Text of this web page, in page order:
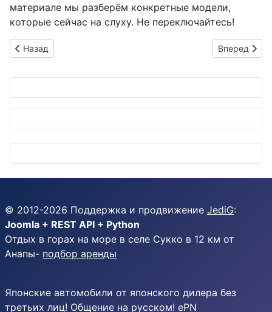
материале мы разберём конкретные модели,
которые сейчас на слуху. Не переключайтесь!
Предыдущий: Новый Suzuki DR-Z: 120 миллионов причин
Назад Следующий:
Вперед
© 2012-2026 Поддержка и продвижение JediG:
Joomla + REST API + Python
Отдых в горах на море в селе Сукко в 12 км от
Анапы- подбор аренды
Японские автомобили от японского дилера без
третьих лиц! Общение на русском! ePN